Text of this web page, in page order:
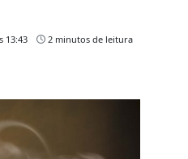
13:43 2 minutos de leitura